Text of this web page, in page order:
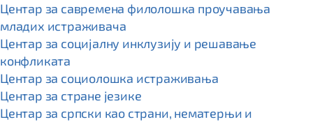
Центар за савремена филолошка проучавања
младих истраживача
Центар за социјалну инклузију и решавање
конфликата
Центар за социолошка истраживања
Центар за стране језике
Центар за српски као страни, нематерњи и